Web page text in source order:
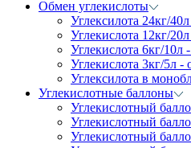
Обмен углекислоты
Углексилота 24кг/
Углекислота 12кг/
Углекислота 6кг/10л
Углекислота 3кг/5л -
Углексилота в
Углекислотные баллоны
Углекислотный
Углекислотный
Углекислотный